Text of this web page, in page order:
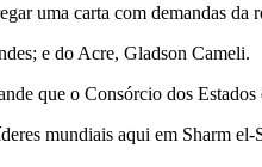
uma carta com demandas da
e do Acre, Gladson Cameli.
que o Consórcio dos
mundiais aqui em Sharm